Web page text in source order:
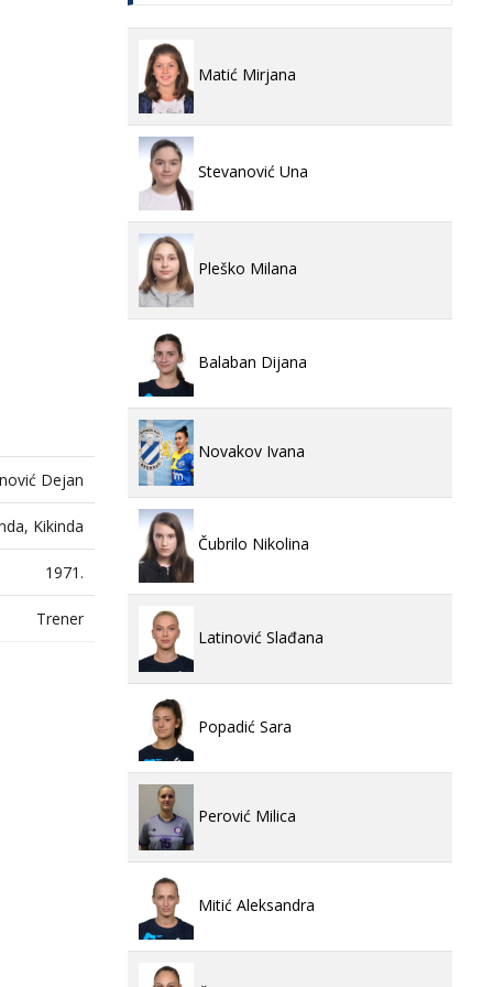
Dejan
Kikinda
1971.
Trener
Matić Mirjana
Stevanović Una
Pleško Milana
Balaban Dijana
Novakov Ivana
Čubrilo Nikolina
Latinović Slađana
Popadić Sara
Perović Milica
Mitić Aleksandra